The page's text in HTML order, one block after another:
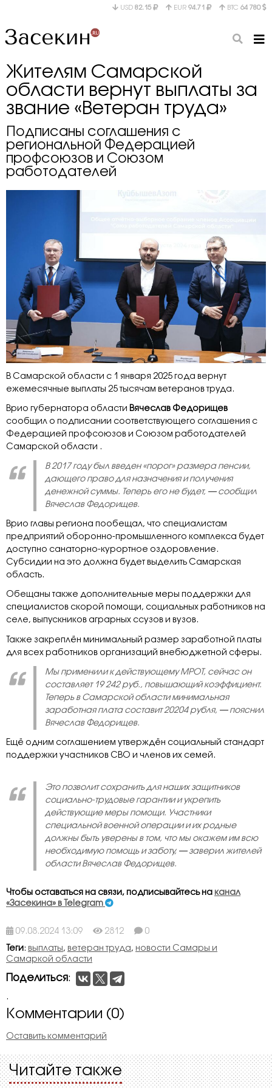
USD 82.15 EUR 94.71 BTC 64 780
Жителям Самарской
области вернут выплаты за
звание «Ветеран труда»
Подписаны соглашения с
региональной Федерацией
профсоюзов и Союзом
работодателей
В Самарской области с 1 января 2025 года вернут
ежемесячные выплаты 25 тысячам ветеранов труда.
Врио губернатора области Вячеслав Федорищев
сообщил о подписании соответствующего соглашения с
Федерацией профсоюзов и Союзом работодателей
Самарской области .
В 2017 году был введен «порог» размера пенсии,
дающего право для назначения и получения
денежной суммы. Теперь его не будет, —сообщил
Вячеслав Федорищев.
Врио главы региона пообещал, что специалистам
предприятий оборонно-промышленного комплекса будет
доступно санаторно-курортное оздоровление.
Субсидии на это должна будет выделить Самарская
область.
Обещаны также дополнительные меры поддержки для
специалистов скорой помощи, социальных работников на
селе, выпускников аграрных ссузов и вузов.
Также закреплён минимальный размер заработной платы
для всех работников организаций внебюджетной сферы.
Мы применили к действующему МРОТ, сейчас он
составляет 19 242 руб., повышающий коэффициент.
Теперь в Самарской области минимальная
заработная плата составит 20204 рубля, — пояснил
Вячеслав Федорищев.
Ещё одним соглашением утверждён социальный стандарт
поддержки участников СВО и членов их семей.
Это позволит сохранить для наших защитников
социально-трудовые гарантии и укрепить
действующие меры помощи. Участники
специальной военной операции и их родные
должны быть уверены в том, что мы окажем им всю
необходимую помощь и заботу, — заверил жителей
области Вячеслав Федорищев.
Чтобы оставаться на связи, подписывайтесь на канал
«Засекина» в Telegram
09.08.2024 13:09 2812 0
Теги : выплаты , ветеран труда , новости Самары и
Самаркой области
Поделиться :
.
Комментарии (0)
Оставить комментарий
Читайте также